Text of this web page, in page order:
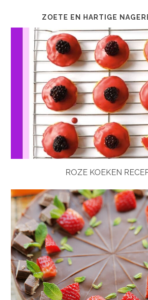
ZOETE EN HARTIGE
ROZE KOEKEN